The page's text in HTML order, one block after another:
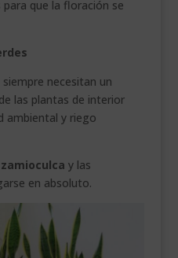
que la floración se
siempre necesitan un
las plantas de interior
ambiental y riego
zamioculca y las
en absoluto.